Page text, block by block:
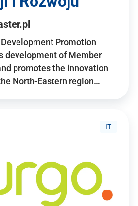
Promotion
development of Member
promotes the innovation
North-Eastern region…
IT